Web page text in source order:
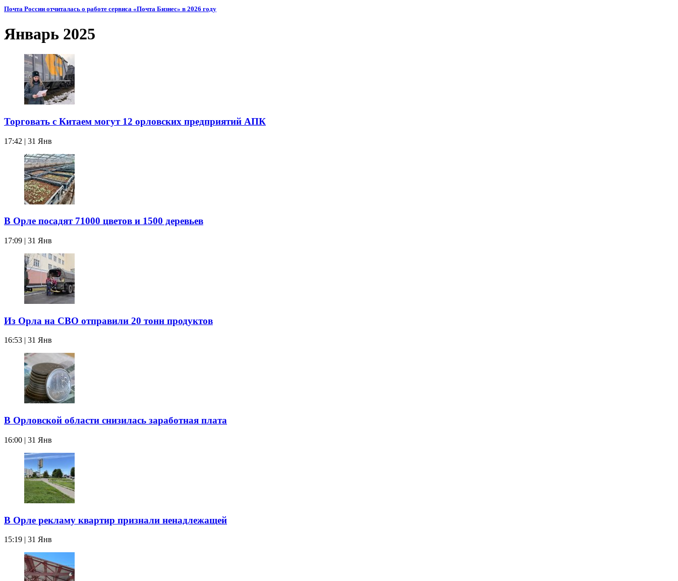
Почта России отчиталась о работе сервиса «Почта Бизнес» в 2026 году
Январь 2025
Торговать с Китаем могут 12 орловских предприятий АПК
17:42 | 31 Янв
В Орле посадят 71000 цветов и 1500 деревьев
17:09 | 31 Янв
Из Орла на СВО отправили 20 тонн продуктов
16:53 | 31 Янв
В Орловской области снизилась заработная плата
16:00 | 31 Янв
В Орле рекламу квартир признали ненадлежащей
15:19 | 31 Янв